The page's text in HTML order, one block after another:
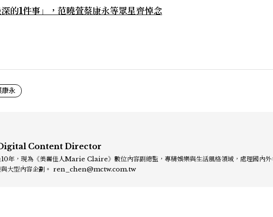
的1件事」，范曉萱蔡康永等眾星齊悼念
康永
Content Director
年，現為《美麗佳人Marie Claire》數位內容副總監，專精娛樂與生活風格領域，處理國內外
息、頒獎典禮與大型內容企劃。 ren_chen@mctw.com.tw